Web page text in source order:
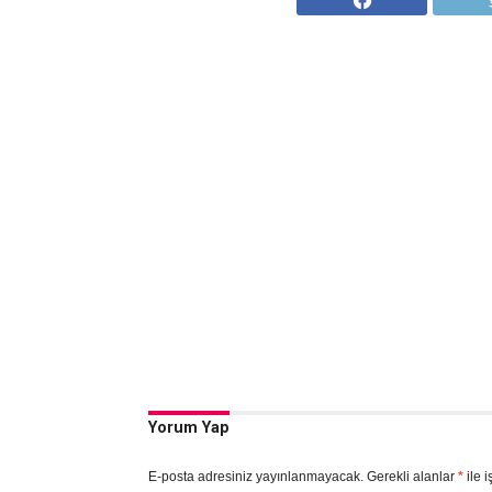
Yorum Yap
E-posta adresiniz yayınlanmayacak. Gerekli alanlar *ile